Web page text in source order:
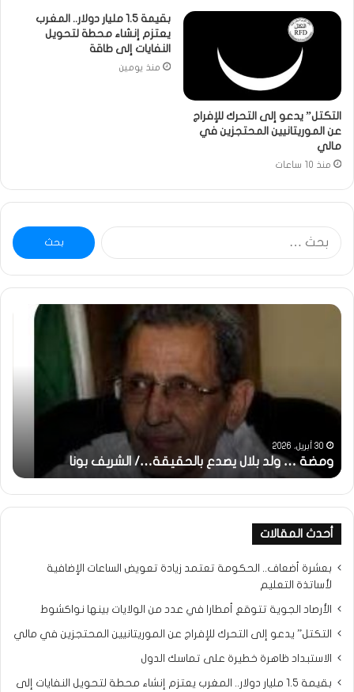
التكتل” يدعو إلى التحرك للإفراج
عن الموريتانيين المحتجزين في
مالي
منذ 10 ساعات
بقيمة 1.5 مليار دولار.. المغرب
يعتزم إنشاء محطة لتحويل
النفايات إلى طاقة
منذ يومين
البحث
عن:
ومضة
الشريف
30 أبريل، 2026
ومضة … ولد بلال يصدع بالحقيقة…/ الشريف بونا
أحدث المقالات
بعشرة أضعاف.. الحكومة تعتمد زيادة تعويض الساعات الإضافية
لأساتذة التعليم
الأرصاد الجوية تتوقع أمطارا في عدد من الولايات بينها نواكشوط
التكتل” يدعو إلى التحرك للإفراج عن الموريتانيين المحتجزين في مالي
الاستبداد ظاهرة خطيرة على تماسك الدول
بقيمة 1.5 مليار دولار.. المغرب يعتزم إنشاء محطة لتحويل النفايات إلى